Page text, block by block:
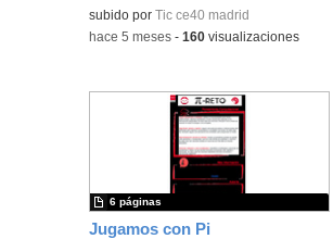
subido por Tic ce40 madrid
-hace 5 meses -160 visualizaciones
Jugamos con Pi
6 páginas